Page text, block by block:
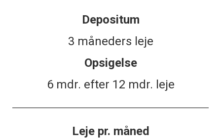
Depositum
3 måneders leje
Opsigelse
6 mdr. efter 12 mdr. leje
Leje pr. måned